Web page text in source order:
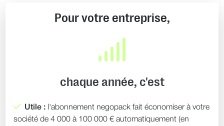
Pour votre entreprise,
chaque année, c'est
Utile : l'abonnement negopack fait économiser à votre
société de 4 000 à 100 000 € automatiquement (en